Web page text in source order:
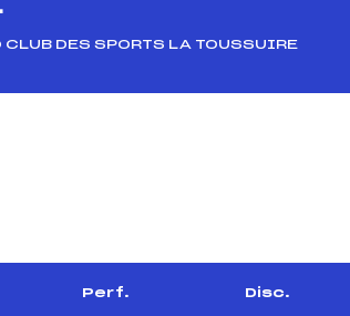
DES SPORTS LA TOUSSUIRE
Perf. Disc.